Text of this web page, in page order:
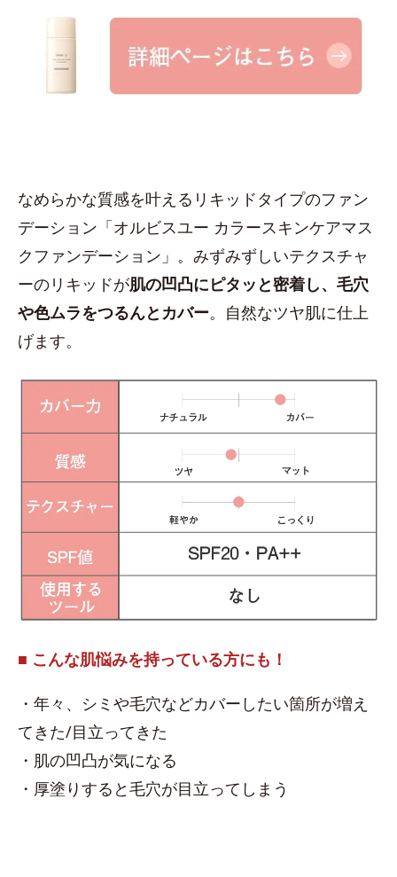
なめらかな質感を叶えるリキッドタイプのファン
デーション「オルビスユー カラースキンケアマス
クファンデーション」。みずみずしいテクスチャ
ーのリキッドが肌の凹凸にピタッと密着し、毛穴
や色ムラをつるんとカバー。自然なツヤ肌に仕上
げます。
■ こんな肌悩みを持っている方にも！
・年々、シミや毛穴などカバーしたい箇所が増え
てきた/目立ってきた
・肌の凹凸が気になる
・厚塗りすると毛穴が目立ってしまう